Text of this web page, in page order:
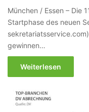
München / Essen – Die
Startphase des neuen
gewinnen…
Weiterlesen